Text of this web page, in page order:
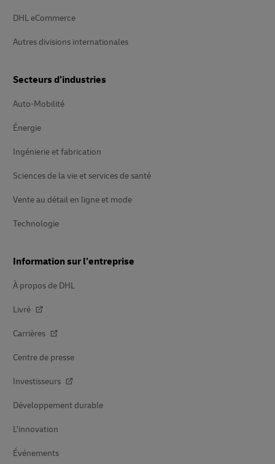
DHL eCommerce
Autres divisions internationales
Secteurs d’industries
Auto-Mobilité
Énergie
Ingénierie et fabrication
Sciences de la vie et services de santé
Vente au détail en ligne et mode
Technologie
Information sur l’entreprise
À propos de DHL
Livré
Carrières
Centre de presse
Investisseurs
Développement durable
L’innovation
Événements